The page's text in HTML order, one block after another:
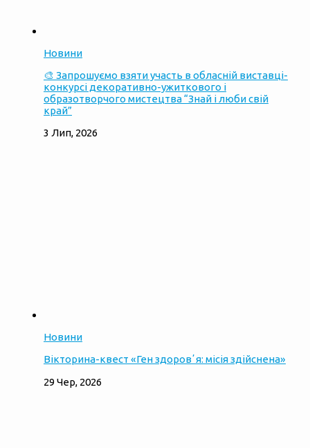
Новини
🎨 Запрошуємо взяти участь в обласній виставці-
конкурсі декоративно-ужиткового і
образотворчого мистецтва “Знай і люби свій
край”
3 Лип, 2026
Новини
Вікторина-квест «Ген здоровʼя: місія здійснена»
29 Чер, 2026